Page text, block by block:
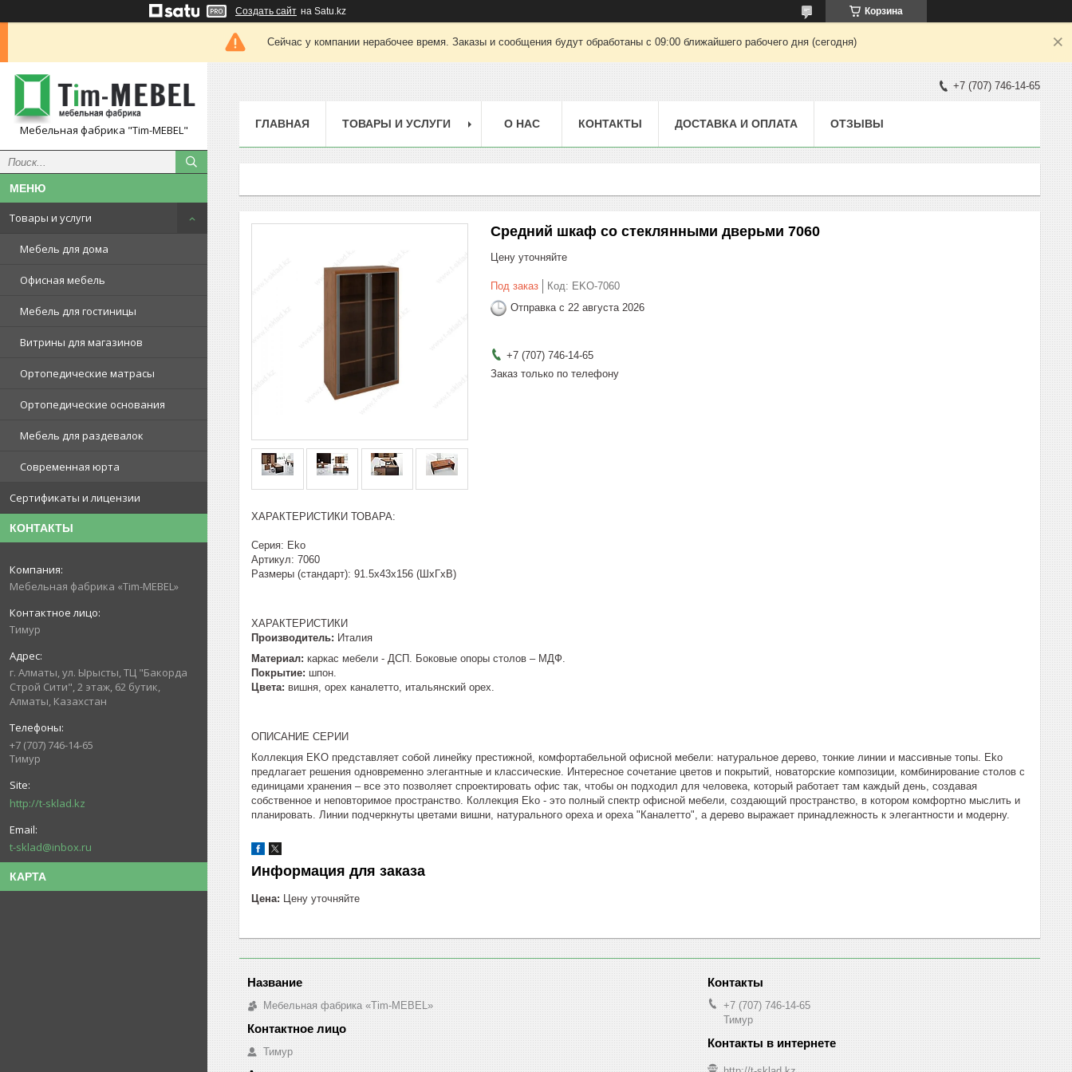
Создать сайт на Satu.kz Корзина
Сейчас у компании нерабочее время. Заказы и сообщения будут обработаны с 09:00 ближайшего рабочего дня (сегодня)
Мебельная фабрика "Tim-MEBEL"
Товары и услуги
Мебель для дома
Офисная мебель
Мебель для гостиницы
Витрины для магазинов
Ортопедические матрасы
Ортопедические основания
Мебель для раздевалок
Современная юрта
Сертификаты и лицензии
КОНТАКТЫ
Мебельная фабрика «Tim-MEBEL»
Тимур
г. Алматы, ул. Ырысты, ТЦ "Бакорда
Строй Сити", 2 этаж, 62 бутик,
Алматы, Казахстан
+7 (707) 746-14-65
Тимур
http://t-sklad.kz
t-sklad@inbox.ru
КАРТА
+7 (707) 746-14-65
ГЛАВНАЯ ТОВАРЫ И УСЛУГИ О НАС КОНТАКТЫ ДОСТАВКА И ОПЛАТА ОТЗЫВЫ
Средний шкаф со стеклянными дверьми 7060
Цену уточняйте
Под заказ Код: EKO-7060
Отправка с 22 августа 2026
+7 (707) 746-14-65
Заказ только по телефону
ХАРАКТЕРИСТИКИ ТОВАРА:
Серия: Eko
Артикул: 7060
Размеры (стандарт): 91.5x43x156 (ШхГхВ)
ХАРАКТЕРИСТИКИ
Производитель: Италия
Материал: каркас мебели - ДСП. Боковые опоры столов – МДФ.
Покрытие: шпон.
Цвета: вишня, орех каналетто, итальянский орех.
ОПИСАНИЕ СЕРИИ
Коллекция EKO представляет собой линейку престижной, комфортабельной офисной мебели: натуральное дерево, тонкие линии и массивные топы. Eko
предлагает решения одновременно элегантные и классические. Интересное сочетание цветов и покрытий, новаторские композиции, комбинирование столов с
единицами хранения – все это позволяет спроектировать офис так, чтобы он подходил для человека, который работает там каждый день, создавая
собственное и неповторимое пространство. Коллекция Eko - это полный спектр офисной мебели, создающий пространство, в котором комфортно мыслить и
планировать. Линии подчеркнуты цветами вишни, натурального ореха и ореха "Каналетто", а дерево выражает принадлежность к элегантности и модерну.
Информация для заказа
Цена: Цену уточняйте
Мебельная фабрика «Tim-MEBEL»
Тимур
+7 (707) 746-14-65
Тимур